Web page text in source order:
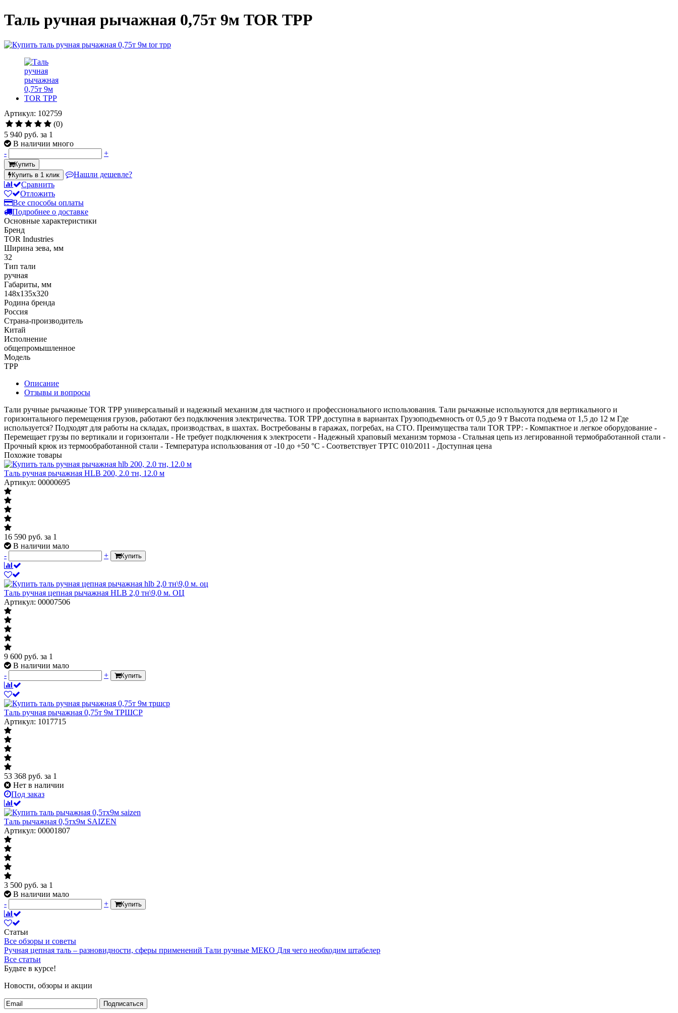
Таль ручная рычажная 0,75т 9м TOR ТРР
Артикул: 102759
(0)
5 940 руб. за 1
В наличии много
-
+
Купить
Купить в 1 клик
Нашли дешевле?
Сравнить
Отложить
Все способы оплаты
Подробнее о доставке
Основные характеристики
Бренд
TOR Industries
Ширина зева, мм
32
Тип тали
ручная
Габариты, мм
148х135х320
Родина бренда
Россия
Страна-производитель
Китай
Исполнение
общепромышленное
Модель
ТРР
Описание
Отзывы и вопросы
Тали ручные рычажные TOR ТРР универсальный и надежный механизм для частного и профессионального использования. Тали рычажные используются для вертикального и
горизонтального перемещения грузов, работают без подключения электричества. TOR ТРР доступна в вариантах Грузоподъемность от 0,5 до 9 т Высота подъема от 1,5 до 12 м Где
используется? Подходят для работы на складах, производствах, в шахтах. Востребованы в гаражах, погребах, на СТО. Преимущества тали TOR ТРР: - Компактное и легкое оборудование -
Перемещает грузы по вертикали и горизонтали - Не требует подключения к электросети - Надежный храповый механизм тормоза - Стальная цепь из легированной термобработанной стали -
Прочный крюк из термообработанной стали - Температура использования от -10 до +50 °C - Соответствует ТРТС 010/2011 - Доступная цена
Похожие товары
Таль ручная рычажная HLB 200, 2.0 тн, 12.0 м
Артикул: 00000695
16 590 руб. за 1
В наличии мало
-
+ Купить
Таль ручная цепная рычажная HLB 2,0 тн\9,0 м. ОЦ
Артикул: 00007506
9 600 руб. за 1
В наличии мало
-
+ Купить
Таль ручная рычажная 0,75т 9м ТРШСР
Артикул: 1017715
53 368 руб. за 1
Нет в наличии
Под заказ
Таль рычажная 0,5тх9м SAIZEN
Артикул: 00001807
3 500 руб. за 1
В наличии мало
-
+ Купить
Статьи
Все обзоры и советы
Ручная цепная таль – разновидности, сферы применений Тали ручные МЕКО Для чего необходим штабелер
Все статьи
Будьте в курсе!
Новости, обзоры и акции
Подписаться